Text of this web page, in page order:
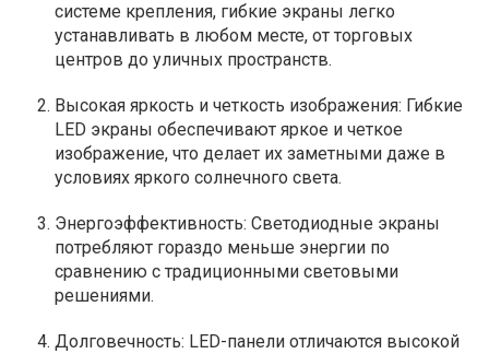
системе крепления, гибкие экраны легко
устанавливать в любом месте, от торговых
центров до уличных пространств.
Высокая яркость и четкость изображения: Гибкие
LED экраны обеспечивают яркое и четкое
изображение, что делает их заметными даже в
условиях яркого солнечного света.
Энергоэффективность: Светодиодные экраны
потребляют гораздо меньше энергии по
сравнению с традиционными световыми
решениями.
Долговечность: LED-панели отличаются высокой